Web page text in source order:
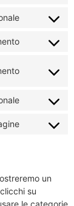
un
su
le categorie